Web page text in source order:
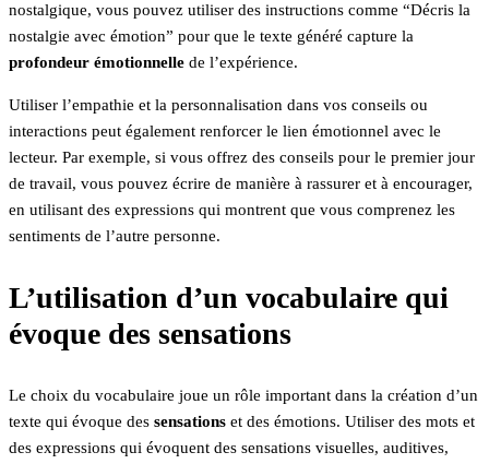
nostalgique, vous pouvez utiliser des instructions comme “Décris la
nostalgie avec émotion” pour que le texte généré capture la
profondeur émotionnelle de l’expérience.
Utiliser l’empathie et la personnalisation dans vos conseils ou
interactions peut également renforcer le lien émotionnel avec le
lecteur. Par exemple, si vous offrez des conseils pour le premier jour
de travail, vous pouvez écrire de manière à rassurer et à encourager,
en utilisant des expressions qui montrent que vous comprenez les
sentiments de l’autre personne.
L’utilisation d’un vocabulaire qui
évoque des sensations
Le choix du vocabulaire joue un rôle important dans la création d’un
texte qui évoque des sensations et des émotions. Utiliser des mots et
des expressions qui évoquent des sensations visuelles, auditives,